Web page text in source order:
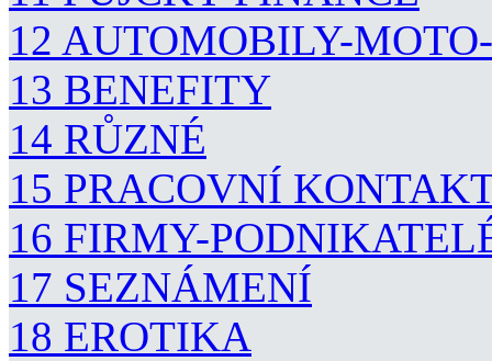
12 AUTOMOBILY-
13 BENEFITY
14 RŮZNÉ
15 PRACOVNÍ
16 FIRMY-
17 SEZNÁMENÍ
18 EROTIKA